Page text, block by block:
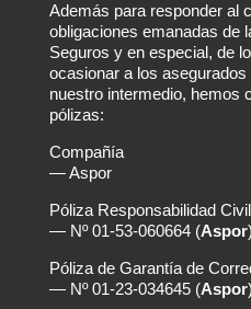
Además para responder al
obligaciones emanadas de
Seguros y en especial, de
ocasionar a los
nuestro intermedio, hemos
pólizas:
Compañía
— Aspor
Póliza Responsabilidad
— Nº 01-53-060664 (Aspor)
Póliza de Garantía de
— Nº 01-23-034645 (Aspor)